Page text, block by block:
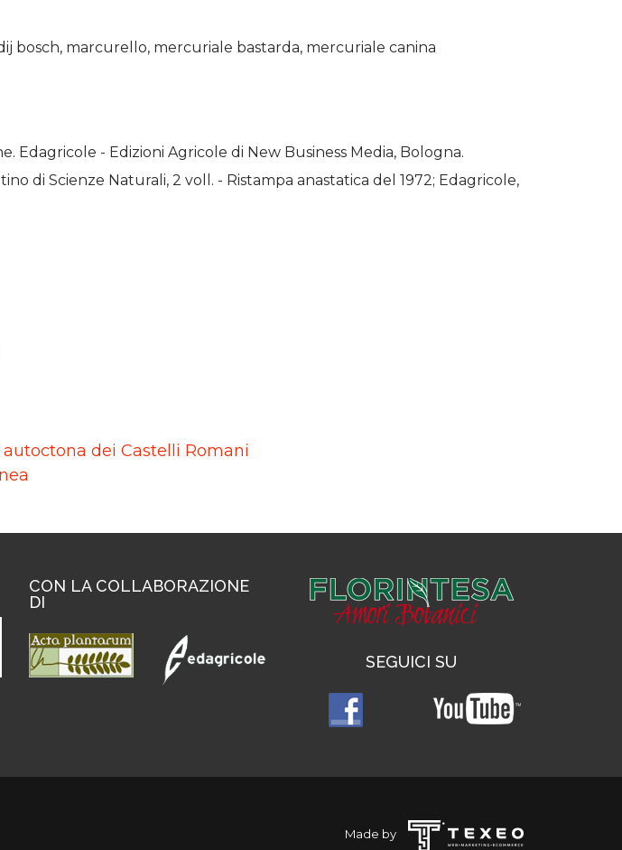
bosch, marcurello, mercuriale bastarda, mercuriale canina
Edagricole - Edizioni Agricole di New Business Media, Bologna.
di Scienze Naturali, 2 voll. - Ristampa anastatica del 1972; Edagricole,
dei Castelli Romani
CON LA COLLABORAZIONE
DI
SEGUICI SU
Made by